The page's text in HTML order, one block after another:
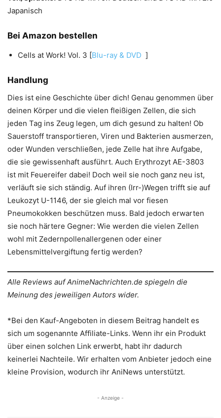
Japanisch
Bei Amazon bestellen
Cells at Work! Vol. 3 [Blu-ray & DVD ]
Handlung
Dies ist eine Geschichte über dich! Genau genommen über
deinen Körper und die vielen fleißigen Zellen, die sich
jeden Tag ins Zeug legen, um dich gesund zu halten! Ob
Sauerstoff transportieren, Viren und Bakterien ausmerzen,
oder Wunden verschließen, jede Zelle hat ihre Aufgabe,
die sie gewissenhaft ausführt. Auch Erythrozyt AE-3803
ist mit Feuereifer dabei! Doch weil sie noch ganz neu ist,
verläuft sie sich ständig. Auf ihren (Irr-)Wegen trifft sie auf
Leukozyt U-1146, der sie gleich mal vor fiesen
Pneumokokken beschützen muss. Bald jedoch erwarten
sie noch härtere Gegner: Wie werden die vielen Zellen
wohl mit Zedernpollenallergenen oder einer
Lebensmittelvergiftung fertig werden?
Alle Reviews auf AnimeNachrichten.de spiegeln die
Meinung des jeweiligen Autors wider.
*Bei den Kauf-Angeboten in diesem Beitrag handelt es
sich um sogenannte Affiliate-Links. Wenn ihr ein Produkt
über einen solchen Link erwerbt, habt ihr dadurch
keinerlei Nachteile. Wir erhalten vom Anbieter jedoch eine
kleine Provision, wodurch ihr AniNews unterstützt.
- Anzeige -